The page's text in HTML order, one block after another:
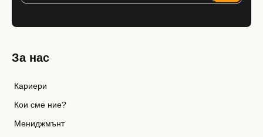
За нас
Кариери
Кои сме ние?
Мениджмънт